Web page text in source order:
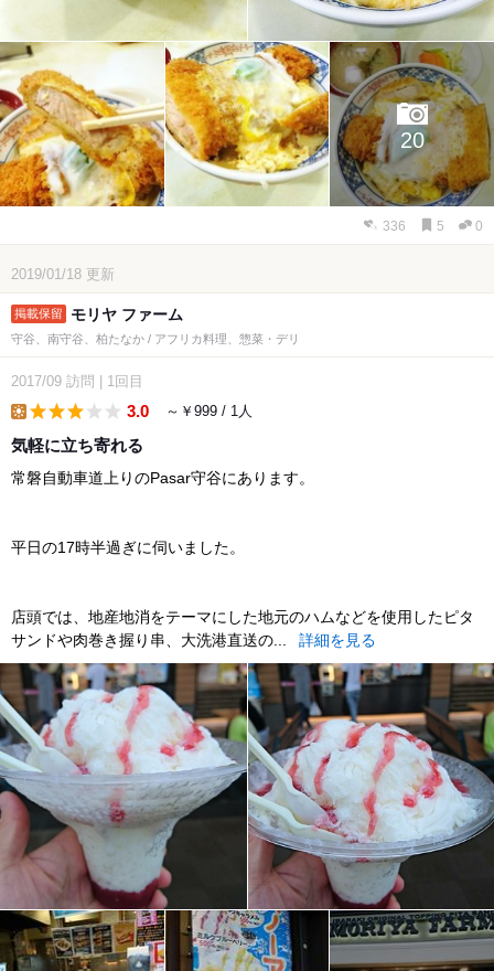
20
336 5 0
2019/01/18 更新
モリヤ ファーム
守谷、南守谷、柏たなか / アフリカ料理、惣菜・デリ
2017/09 訪問 1回目
3.0 ～￥999 / 1人
気軽に立ち寄れる
常磐自動車道上りのPasar守谷にあります。
平日の17時半過ぎに伺いました。
店頭では、地産地消をテーマにした地元のハムなどを使用したピタ
サンドや肉巻き握り串、大洗港直送の...
詳細を見る